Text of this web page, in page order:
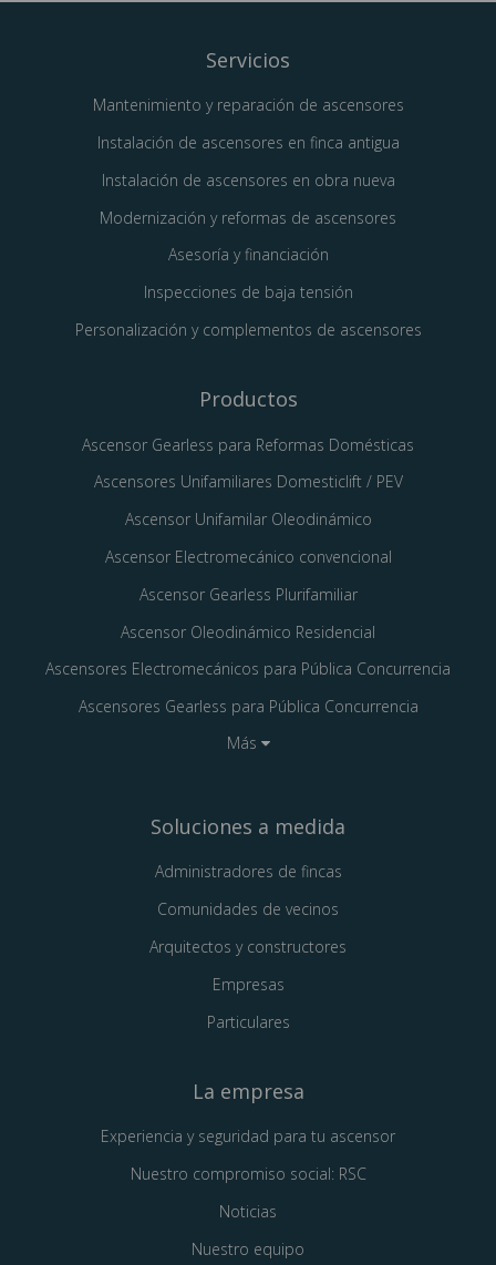
Servicios
Mantenimiento y reparación de ascensores
Instalación de ascensores en finca antigua
Instalación de ascensores en obra nueva
Modernización y reformas de ascensores
Asesoría y financiación
Inspecciones de baja tensión
Personalización y complementos de ascensores
Productos
Ascensor Gearless para Reformas Domésticas
Ascensores Unifamiliares Domesticlift / PEV
Ascensor Unifamilar Oleodinámico
Ascensor Electromecánico convencional
Ascensor Gearless Plurifamiliar
Ascensor Oleodinámico Residencial
Ascensores Electromecánicos para Pública Concurrencia
Ascensores Gearless para Pública Concurrencia
Más
Soluciones a medida
Administradores de fincas
Comunidades de vecinos
Arquitectos y constructores
Empresas
Particulares
La empresa
Experiencia y seguridad para tu ascensor
Nuestro compromiso social: RSC
Noticias
Nuestro equipo